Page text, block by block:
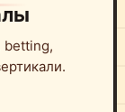
betting,